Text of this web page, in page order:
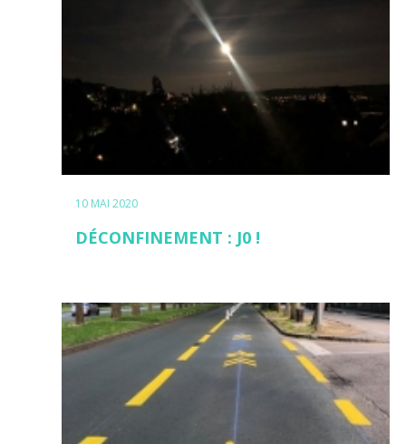
10 MAI 2020
DÉCONFINEMENT : J0 !